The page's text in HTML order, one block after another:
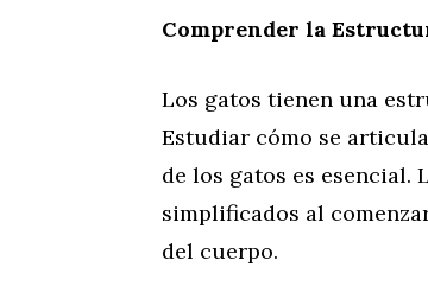
Comprender la
Los gatos tienen una
Estudiar cómo se
de los gatos es esencial.
simplificados al
del cuerpo.